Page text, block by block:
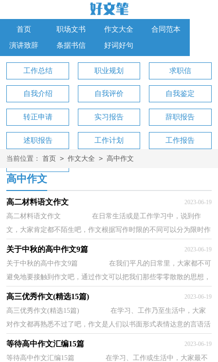
首页 职场文书 作文大全 合同范本
演讲致辞 条据书信 好词好句
工作总结 职业规划 求职信
自我介绍 自我评价 自我鉴定
转正申请 实习报告 辞职报告
述职报告 工作计划 工作报告
工作方案
当前位置： 首页 > 作文大全 > 高中作文
高中作文
高二材料语文作文 2023-06-19
高二材料语文作文 在日常生活或是工作学习中，说到作
文，大家肯定都不陌生吧，作文根据写作时限的不同可以分为限时作
关于中秋的高中作文9篇 2023-06-19
关于中秋的高中作文9篇 在我们平凡的日常里，大家都不可
避免地要接触到作文吧，通过作文可以把我们那些零零散散的思想，
高三优秀作文(精选15篇) 2023-06-19
高三优秀作文(精选15篇) 在学习、工作乃至生活中，大家
对作文都再熟悉不过了吧，作文是人们以书面形式表情达意的言语活
等待高中作文汇编15篇 2023-06-19
等待高中作文汇编15篇 在学习、工作或生活中，大家最不